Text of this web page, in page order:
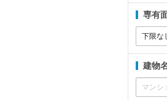
専有
建物